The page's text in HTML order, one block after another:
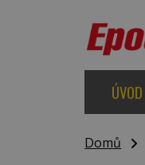
ÚVOD
Domů